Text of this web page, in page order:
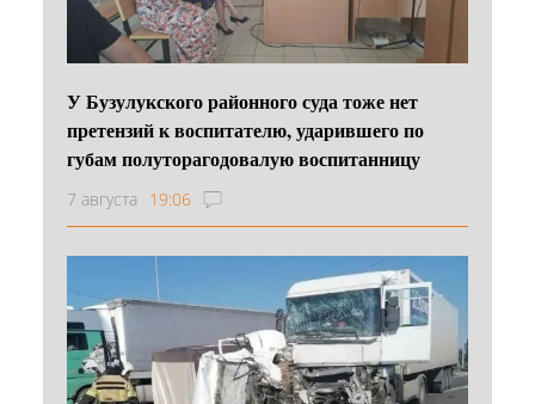
У Бузулукского районного суда тоже нет
претензий к воспитателю, ударившего по
губам полуторагодовалую воспитанницу
7 августа 19:06